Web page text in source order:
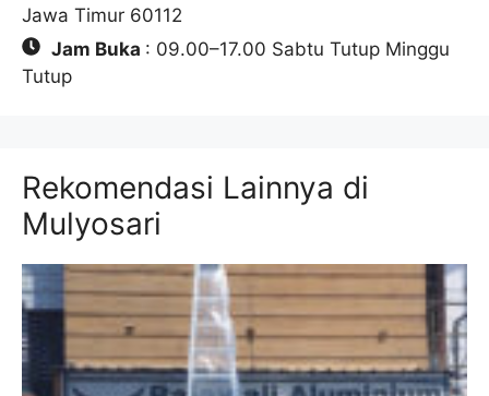
Jawa Timur 60112
Jam Buka : 09.00–17.00 Sabtu Tutup Minggu
Tutup
Rekomendasi Lainnya di
Mulyosari